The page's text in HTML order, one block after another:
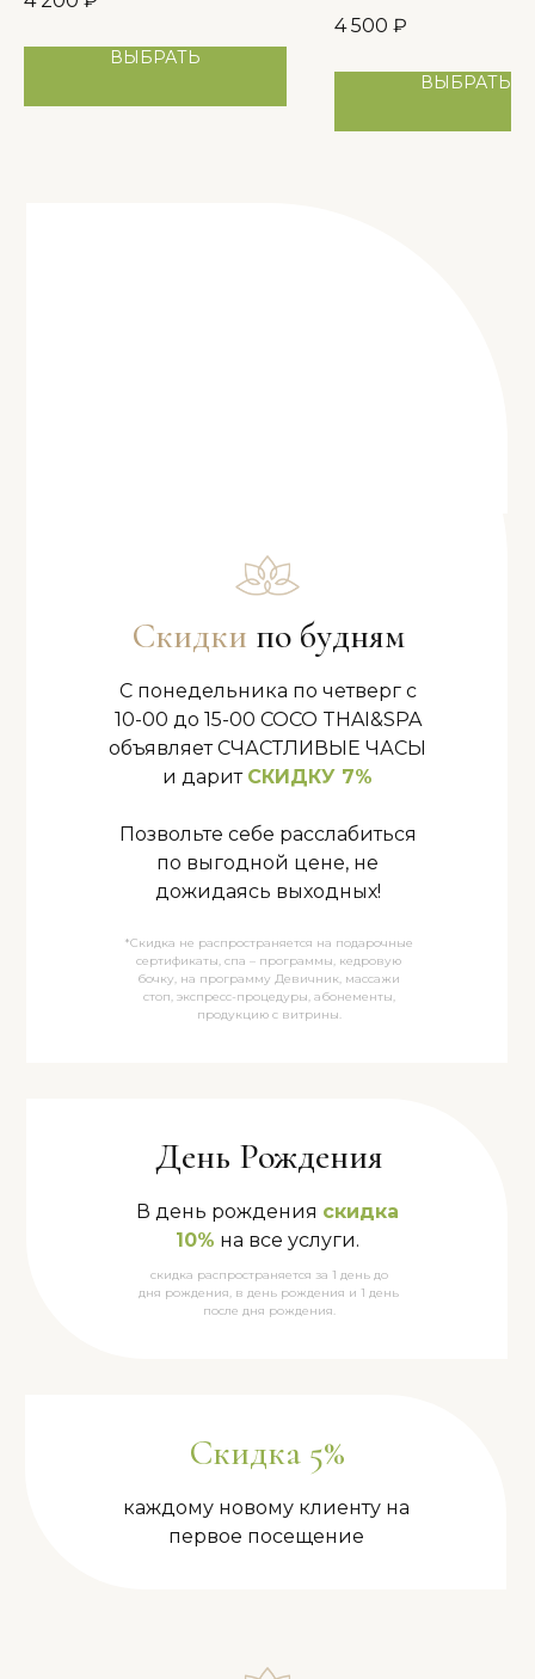
ВЫБРАТЬ
неприятных ощущениях
4 500 ₽
ВЫБРАТЬ
Скидка 5%
Скидки по будням
*Скидка не распространяется на подарочные
сертификаты, спа – программы, кедровую
бочку, на программу Девичник, массажи
стоп, экспресс-процедуры, абонементы,
продукцию с витрины.
каждому новому клиенту на
первое посещение
С понедельника по четверг с
10-00 до 15-00 COCO THAI&SPA
объявляет СЧАСТЛИВЫЕ ЧАСЫ
и дарит СКИДКУ 7%
Позвольте себе расслабиться
по выгодной цене, не
дожидаясь выходных!
День Рождения
В день рождения скидка
10% на все услуги.
скидка распространяется за 1 день до
дня рождения, в день рождения и 1 день
после дня рождения.